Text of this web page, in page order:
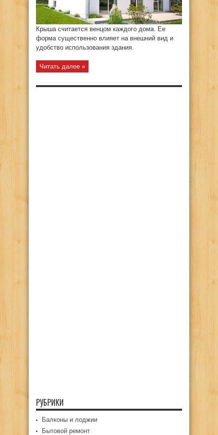
Крыша считается венцом каждого дома. Ее
форма существенно влияет на внешний вид и
удобство использования здания.
Читать далее »
РУБРИКИ
Балконы и лоджии
Бытовой ремонт